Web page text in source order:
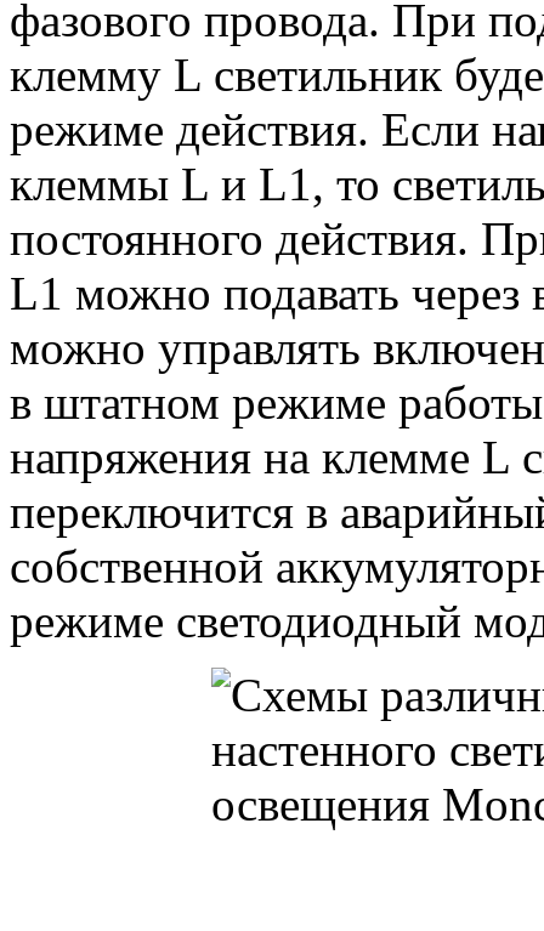
фазового провода. При
клемму L светильник
режиме действия. Если
клеммы L и L1, то
постоянного действия.
L1 можно подавать через
можно управлять
в штатном режиме
напряжения на клемме L
переключится в
собственной
режиме светодиодный